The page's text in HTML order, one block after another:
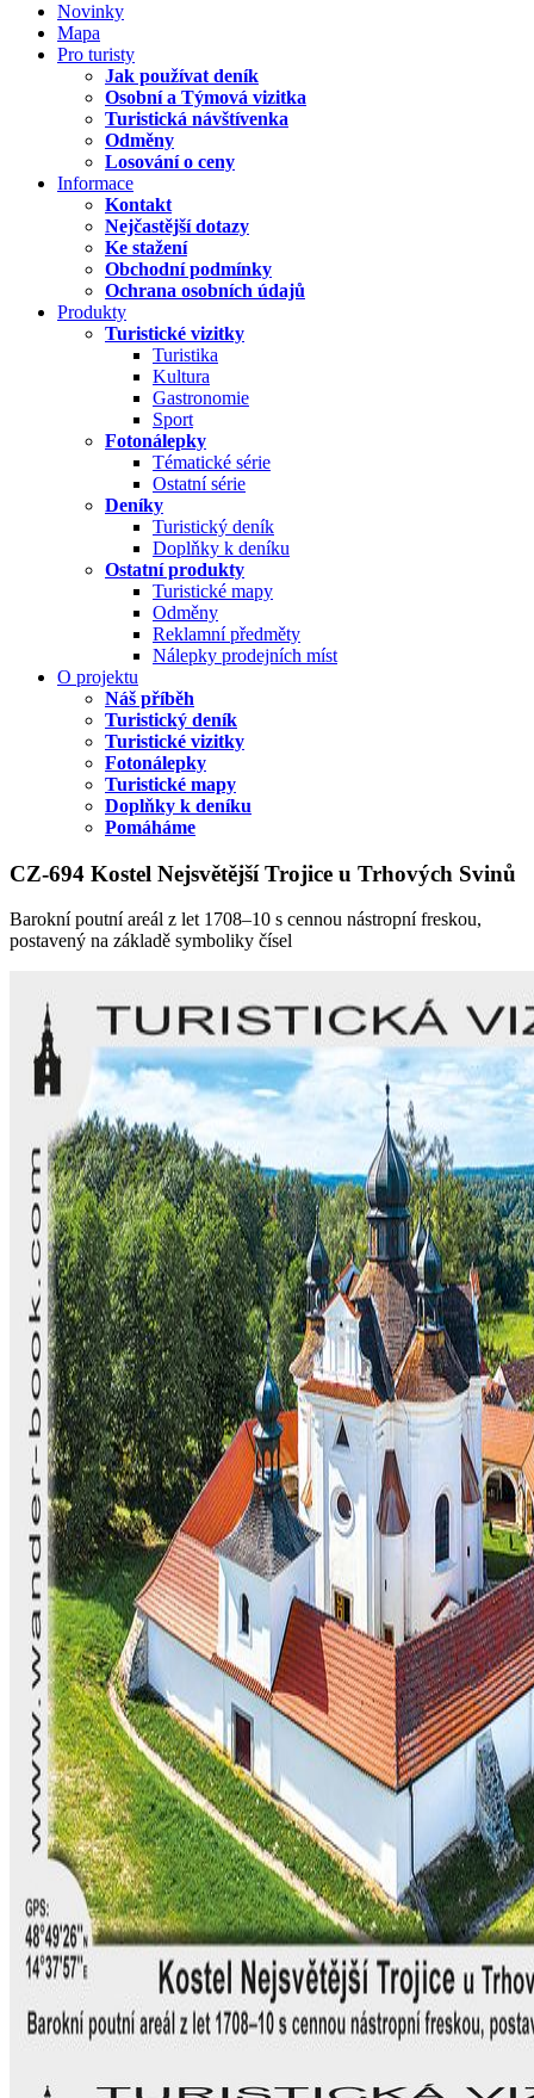
Novinky
Mapa
Pro turisty
Jak používat deník
Osobní a Týmová vizitka
Turistická návštívenka
Odměny
Losování o ceny
Informace
Kontakt
Nejčastější dotazy
Ke stažení
Obchodní podmínky
Ochrana osobních údajů
Produkty
Turistické vizitky
Turistika
Kultura
Gastronomie
Sport
Fotonálepky
Tématické série
Ostatní série
Deníky
Turistický deník
Doplňky k deníku
Ostatní produkty
Turistické mapy
Odměny
Reklamní předměty
Nálepky prodejních míst
O projektu
Náš příběh
Turistický deník
Turistické vizitky
Fotonálepky
Turistické mapy
Doplňky k deníku
Pomáháme
CZ-694 Kostel Nejsvětější Trojice u Trhových Svinů
Barokní poutní areál z let 1708–10 s cennou nástropní freskou,
postavený na základě symboliky čísel